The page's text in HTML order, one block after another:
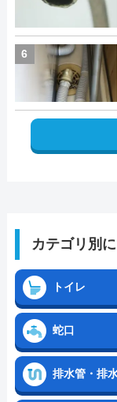
6
カテゴリ別
トイレ
蛇口
排水管・排